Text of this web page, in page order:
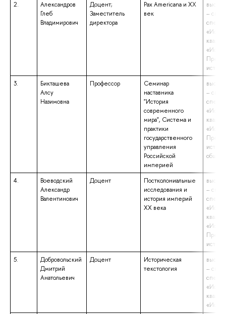
2.
Александров
Глеб
Владимирович
Доцент;
Заместитель
директора
Pax Americana и XX
век
–
3.
Бикташева
Алсу
Назимовна
Профессор
Семинар
наставника
"История
современного
мира", Система и
практики
государственного
управления
Российской
империей
–
4.
Воеводский
Александр
Валентинович
Доцент
Постколониальные
исследования и
история империй
XX века
–
5.
Добровольский
Дмитрий
Анатольевич
Доцент
Историческая
текстология
–